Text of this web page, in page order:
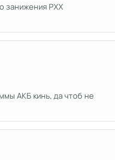
занижения РХХ
АКБ кинь, да чтоб не